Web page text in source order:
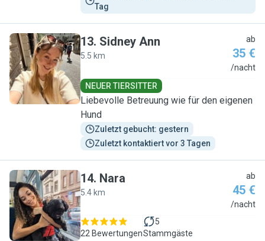
Tag
S
13. Sidney Ann
5.5 km
ab
35 €
/nacht
NEUER TIERSITTER
Liebevolle Betreuung wie für den eigenen
Hund
Zuletzt gebucht: gestern
Zuletzt kontaktiert vor 3 Tagen
N
14. Nara
5.4 km
ab
45 €
/nacht
22 Bewertungen
5
Stammgäste